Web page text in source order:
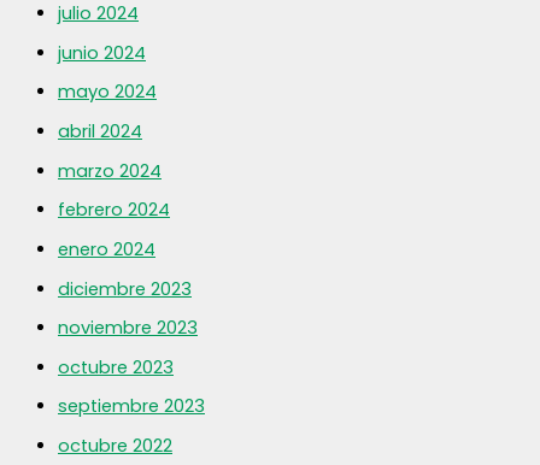
julio 2024
junio 2024
mayo 2024
abril 2024
marzo 2024
febrero 2024
enero 2024
diciembre 2023
noviembre 2023
octubre 2023
septiembre 2023
octubre 2022